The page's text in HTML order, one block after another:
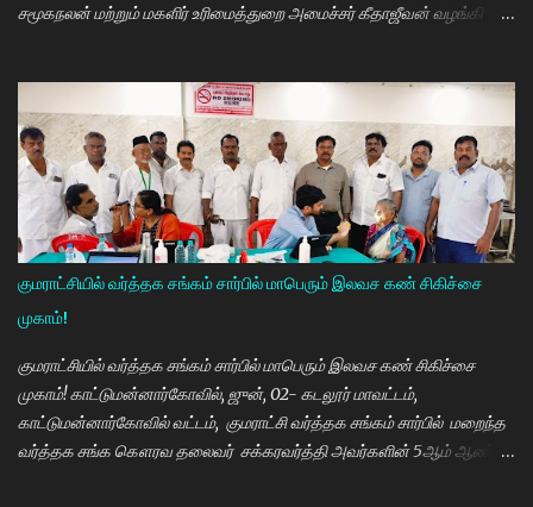
சமூகநலன் மற்றும் மகளிர் உரிமைத்துறை அமைச்சர் கீதாஜீவன் வழங்கி
கல்வியில் சிறந்து விளங்க வேண்டும் என்பதற்காக முதலமைச்சர்
மு.க.ஸ்டாலின் அதிக முயற்சி எடுத்து கல்வியும். மருத்துவமும் எனது இரு
கண்கள் என முதலமைச்சர் கூறி வருகிறார். எத்தனையோ
மாணவியர்களுக்கு கிடைக்காத வாய்ப்பு உங்களுக்கு கிடைத்திருக்கிறது.
முன்பு 8 ம் வகுப்பு அல்லது 10 ம் வகுப்பிலேயே மாணவியர்களின்
பள்ளிப்படிப்பை நிறுத்தும் நிலையை மாற்றி, பெண் குழந்தைகள் கல்லூரி
வரை படிக்க வேண்டும். அவர்களுக்கு உயர்கல்வி மிக அவசியம் என்பதில்
அதிக முயற்சி எடுத்து வருகிறார்கள். உயர்கல்வி படிக்கின்ற
மாணவியர்களுக்கு மாதந்தோறும் ரூ.1000 வழங்கும் புதுமைப்பெண்
திட்டத்தை செயல்படுத்தி வருகிறார். எதிர்கால தலைவர்களான மாணவர்க...
குமராட்சியில் வர்த்தக சங்கம் சார்பில் மாபெரும் இலவச கண் சிகிச்சை
முகாம்!
குமராட்சியில் வர்த்தக சங்கம் சார்பில் மாபெரும் இலவச கண் சிகிச்சை
முகாம்! காட்டுமன்னார்கோவில், ஜுன், 02- கடலூர் மாவட்டம்,
காட்டுமன்னார்கோவில் வட்டம், குமராட்சி வர்த்தக சங்கம் சார்பில் மறைந்த
வர்த்தக சங்க கௌரவ தலைவர் சக்கரவர்த்தி அவர்களின் 5ஆம் ஆண்டு